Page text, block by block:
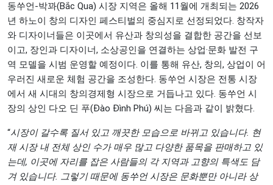
동쑤언-박꽈(Bắc Qua) 시장 지역은 올해 11월에 개최되는 2026
년 하노이 창의 디자인 페스티벌의 중심지로 선정되었다. 창작자
와 디자이너들은 이곳에서 유산과 창의성을 결합한 공간을 선보
이고, 장인과 디자이너, 소상공인을 연결하는 상업·문화 발전 구
역 모델을 시범 운영할 예정이다. 이를 통해 유산, 창의, 상업이 어
우러진 새로운 체험 공간을 조성한다. 동쑤언 시장은 전통 시장
에서 새 시대의 창의경제형 시장으로 거듭나고 있다. 동쑤언 시
장의 상인 다오 딘 푸(Đào Đình Phú) 씨는 다음과 같이 밝혔다.
“시장이 갈수록 질서 있고 깨끗한 모습으로 바뀌고 있습니다. 현
재 시장 내 전체 상인 수가 매우 많고 다양한 품목을 판매하고 있
는데, 이곳에 자리를 잡은 사람들의 각 지역과 고향의 특색도 담
겨 있습니다. 그렇기 때문에 동쑤언 시장은 문화뿐만 아니라 상